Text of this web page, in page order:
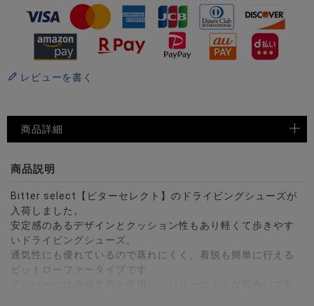
レビューを書く
商品詳細
商品説明
Bitter select【ビターセレクト】のドライビングシューズが
入荷しました。
安定感のあるデザインとクッション性もあり軽くて歩きやす
いドライビングシューズ。
通気性にも優れているので蒸れにくく、着脱も簡単に行える
ビットローファータイプです。